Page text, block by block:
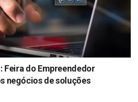
Feira do Empreendedor
negócios de soluções